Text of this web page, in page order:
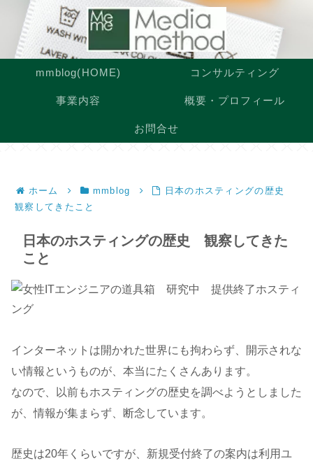
mmblog(HOME) コンサルティング
事業内容 概要・プロフィール
お問合せ
ホーム mmblog
日本のホスティングの歴史
観察してきたこと
日本のホスティングの歴史 観察してきた
こと
インターネットは開かれた世界にも拘わらず、開示されな
い情報というものが、本当にたくさんあります。
なので、以前もホスティングの歴史を調べようとしました
が、情報が集まらず、断念しています。
歴史は20年くらいですが、新規受付終了の案内は利用ユ